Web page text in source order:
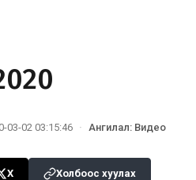
03-02 03:15:46 · Ангилал: Видео
X Холбоос хуулах